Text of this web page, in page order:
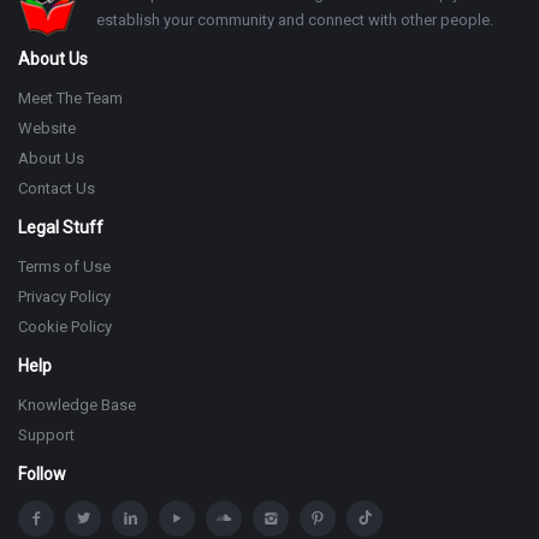
establish your community and connect with other people.
About Us
Meet The Team
Website
About Us
Contact Us
Legal Stuff
Terms of Use
Privacy Policy
Cookie Policy
Help
Knowledge Base
Support
Follow